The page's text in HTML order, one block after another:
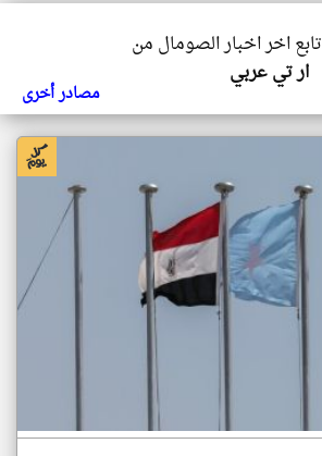
تابع اخر اخبار الصومال من
ار تي عربي
مصادر أخرى